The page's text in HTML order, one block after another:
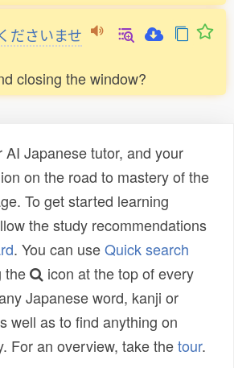
ださいませ
closing the window?
AI Japanese tutor, and your
on the road to mastery of the
To get started learning
the study recommendations
. You can useQuick search
the
icon at the top of every
Japanese word, kanji or
well as to find anything on
For an overview, take thetour.